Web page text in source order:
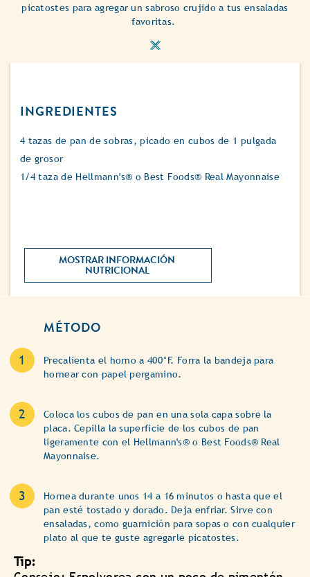
picatostes para agregar un sabroso crujido a tus ensaladas
favoritas.
INGREDIENTES
4 tazas de pan de sobras, picado en cubos de 1 pulgada
de grosor
1/4 taza de Hellmann's® o Best Foods® Real Mayonnaise
MOSTRAR INFORMACIÓN
NUTRICIONAL
MÉTODO
Precalienta el horno a 400°F. Forra la bandeja para
hornear con papel pergamino.
Coloca los cubos de pan en una sola capa sobre la
placa. Cepilla la superficie de los cubos de pan
ligeramente con el Hellmann's® o Best Foods® Real
Mayonnaise.
Hornea durante unos 14 a 16 minutos o hasta que el
pan esté tostado y dorado. Deja enfriar. Sirve con
ensaladas, como guarnición para sopas o con cualquier
plato al que te guste agregarle picatostes.
Tip: